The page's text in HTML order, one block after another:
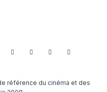
référence du cinéma et des